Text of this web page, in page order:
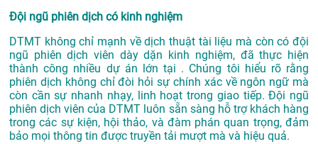
Đội ngũ phiên dịch có kinh nghiệm
DTMT không chỉ mạnh về dịch thuật tài liệu mà còn có đội
ngũ phiên dịch viên dày dặn kinh nghiệm, đã thực hiện
thành công nhiều dự án lớn tại . Chúng tôi hiểu rõ rằng
phiên dịch không chỉ đòi hỏi sự chính xác về ngôn ngữ mà
còn cần sự nhanh nhạy, linh hoạt trong giao tiếp. Đội ngũ
phiên dịch viên của DTMT luôn sẵn sàng hỗ trợ khách hàng
trong các sự kiện, hội thảo, và đàm phán quan trọng, đảm
bảo mọi thông tin được truyền tải mượt mà và hiệu quả.